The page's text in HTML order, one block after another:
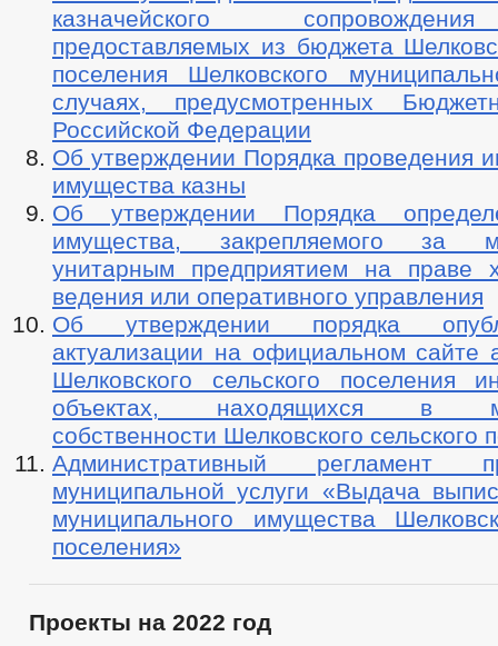
казначейского
предоставляемых из бюджета
поселения Шелковского
случаях, предусмотренных
Российской Федерации
Об утверждении Порядка проведения
имущества казны
Об утверждении Порядка
имущества, закрепляемого за
унитарным предприятием на праве
ведения или оперативного управления
Об утверждении порядка
актуализации на официальном сайте
Шелковского сельского поселения
объектах, находящихся в
собственности Шелковского сельского
Административный регламент
муниципальной услуги «Выдача
муниципального имущества
поселения»
Проекты на 2022 год